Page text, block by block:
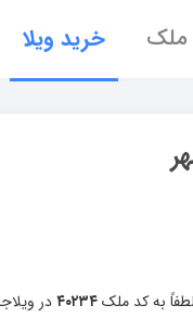
ملک خرید ویلا
به کد ملک۴۰۲۳۴در